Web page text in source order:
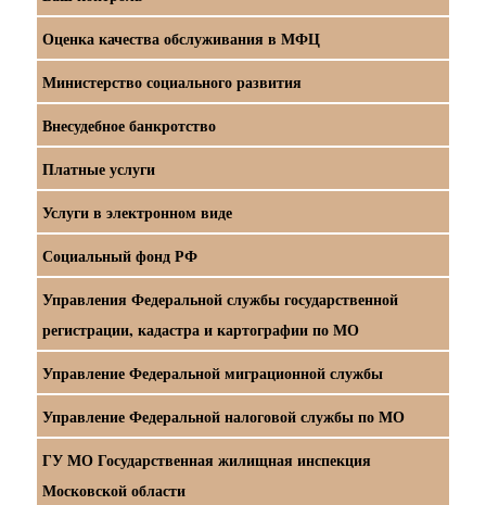
Оценка качества обслуживания в МФЦ
Министерство социального развития
Внесудебное банкротство
Платные услуги
Услуги в электронном виде
Социальный фонд РФ
Управления Федеральной службы государственной
регистрации, кадастра и картографии по МО
Управление Федеральной миграционной службы
Управление Федеральной налоговой службы по МО
ГУ МО Государственная жилищная инспекция
Московской области